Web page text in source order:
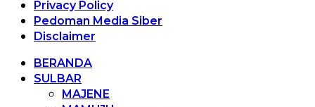
Privacy Policy
Pedoman Media Siber
Disclaimer
BERANDA
SULBAR
MAJENE